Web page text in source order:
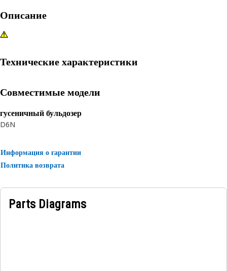
Описание
Технические характеристики
Совместимые модели
гусеничный бульдозер
D6N
Информация о гарантии
Политика возврата
Parts Diagrams